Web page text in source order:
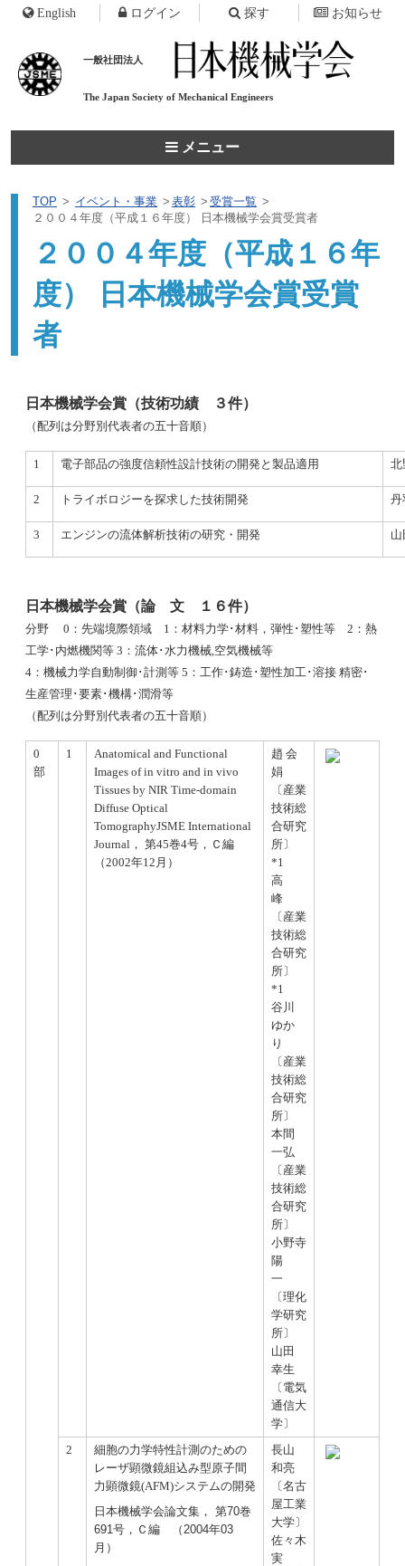
一般社団法人
The Japan Society of Mechanical Engineers
メニュー
English ログイン 探す お知らせ
TOP イベント・事業 表彰
受賞一覧
２００４年度（平成１６年度） 日本機械学会賞受賞者
２００４年度（平成１６年
度） 日本機械学会賞受賞
者
日本機械学会賞（技術功績 ３件）
（配列は分野別代表者の五十音順）
1 電子部品の強度信頼性設計技術の開発と製品適用 北
2 トライボロジーを探求した技術開発 丹
3 エンジンの流体解析技術の研究・開発
日本機械学会賞（論 文 １６件）
分野 0：先端境際領域 1：材料力学･材料，弾性･塑性等 2：熱
工学･内燃機関等 3：流体･水力機械,空気機械等
4：機械力学自動制御･計測等 5：工作･鋳造･塑性加工･溶接 精密･
生産管理･要素･機構･潤滑等
（配列は分野別代表者の五十音順）
0
部
1
Anatomical and Functional
Images of in vitro and in vivo
Tissues by NIR Time-domain
Diffuse Optical
TomographyJSME International
Journal， 第45巻4号，Ｃ編
（2002年12月）
趙 会
娟
〔産業
技術総
合研究
所〕
*1
高
峰
〔産業
技術総
合研究
所〕
*1
谷川
ゆか
り
〔産業
技術総
合研究
所〕
本間
一弘
〔産業
技術総
合研究
所〕
小野寺
陽
一
〔理化
学研究
所〕
山田
幸生
〔電気
通信大
学〕
2
細胞の力学特性計測のための
レーザ顕微鏡組込み型原子間
力顕微鏡(AFM)システムの開発
日本機械学会論文集， 第70巻
691号，Ｃ編 （2004年03
月）
長山
和亮
〔名古
屋工業
大学〕
佐々木
実